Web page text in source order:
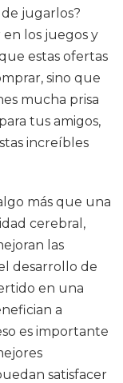
jugarlos?
los juegos y
estas ofertas
sino que
mucha prisa
tus amigos,
increíbles
más que una
cerebral,
las
desarrollo de
en una
a
es importante
satisfacer